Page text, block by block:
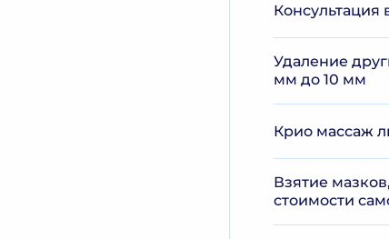
Консультация
Удаление
мм до 10 мм
Крио массаж
Взятие
стоимости